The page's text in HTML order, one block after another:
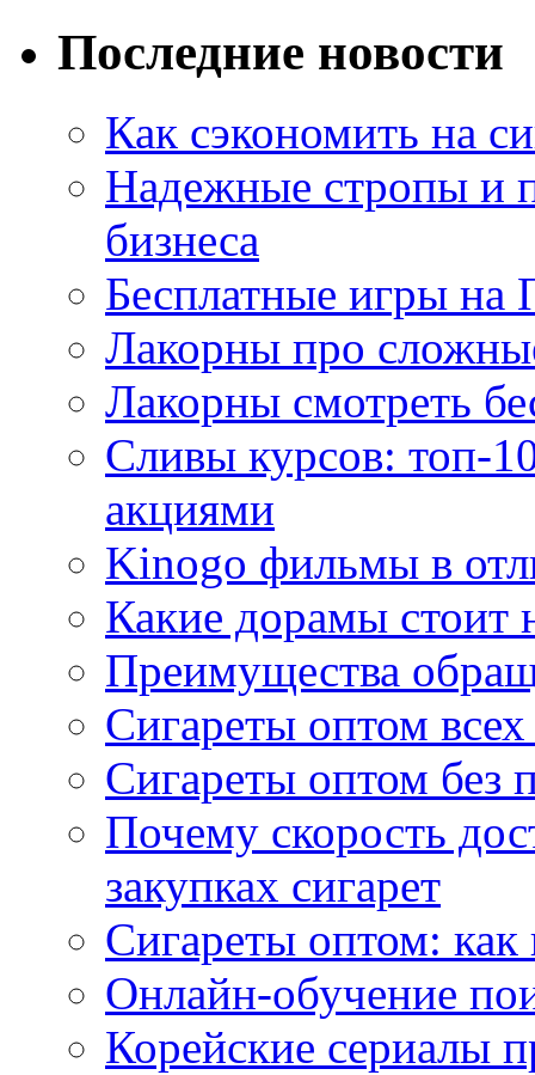
Последние новости
Как сэкономить на
Надежные стропы и
бизнеса
Бесплатные игры на
Лакорны про
Лакорны смотреть
Сливы курсов: топ-
акциями
Kinogo фильмы в
Какие дорамы стоит
Преимущества
Сигареты оптом
Сигареты оптом без
Почему скорость
закупках сигарет
Сигареты оптом:
Онлайн-обучение
Корейские сериалы